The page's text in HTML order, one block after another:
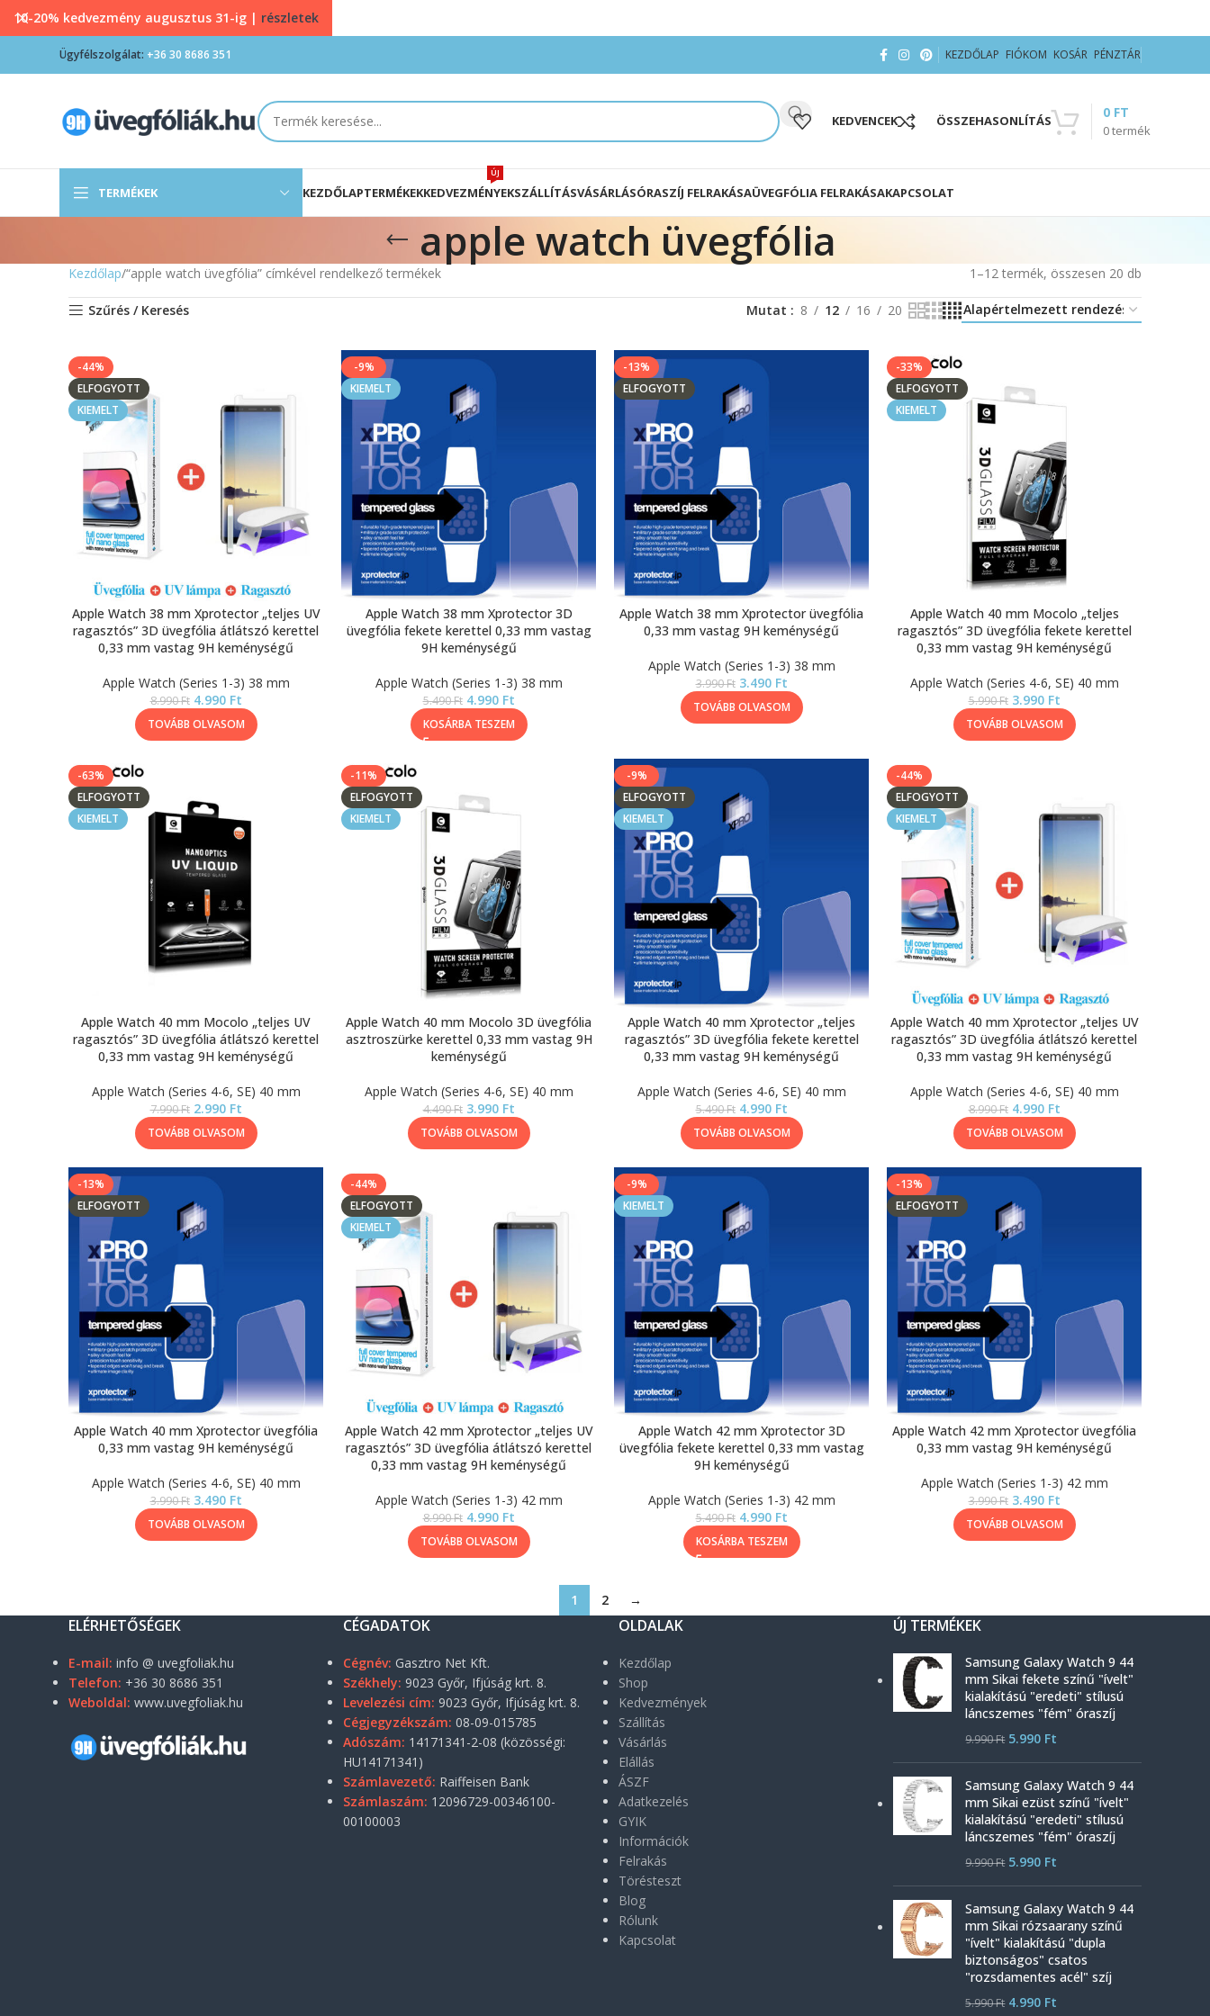
Ügyfélszolgálat: +36 30 8686 351 KEZDŐLAP FIÓKOM KOSÁR PÉNZTÁR
KEDVENCEK ÖSSZEHASONLÍTÁS
0termék
0 FT
TERMÉKEK KEZDŐLAPTERMÉKEKKEDVEZMÉNYEK
ÚJ
SZÁLLÍTÁSVÁSÁRLÁSÓRASZÍJ FELRAKÁSAÜVEGFÓLIA FELRAKÁSAKAPCSOLAT
apple watch üvegfólia
Kezdőlap “apple watch üvegfólia” címkével rendelkező termékek 1–12 termék, összesen 20 db
Szűrés / Keresés Mutat 8 12 16 20
-44%
ELFOGYOTT
KIEMELT
Apple Watch 38 mm Xprotector „teljes UV
ragasztós” 3D üvegfólia átlátszó kerettel
0,33 mm vastag 9H keménységű
Apple Watch (Series 1-3) 38 mm
8.990Ft 4.990 Ft
TOVÁBB OLVASOM
-9%
KIEMELT
Apple Watch 38 mm Xprotector 3D
üvegfólia fekete kerettel 0,33 mm vastag
9H keménységű
Apple Watch (Series 1-3) 38 mm
5.490Ft 4.990 Ft
KOSÁRBA TESZEM
-13%
ELFOGYOTT
Apple Watch 38 mm Xprotector üvegfólia
0,33 mm vastag 9H keménységű
Apple Watch (Series 1-3) 38 mm
3.990Ft 3.490 Ft
TOVÁBB OLVASOM
-33%
ELFOGYOTT
KIEMELT
Apple Watch 40 mm Mocolo „teljes
ragasztós” 3D üvegfólia fekete kerettel
0,33 mm vastag 9H keménységű
Apple Watch (Series 4-6, SE) 40 mm
5.990Ft 3.990 Ft
TOVÁBB OLVASOM
-63%
ELFOGYOTT
KIEMELT
Apple Watch 40 mm Mocolo „teljes UV
ragasztós” 3D üvegfólia átlátszó kerettel
0,33 mm vastag 9H keménységű
Apple Watch (Series 4-6, SE) 40 mm
7.990Ft 2.990 Ft
TOVÁBB OLVASOM
-11%
ELFOGYOTT
KIEMELT
Apple Watch 40 mm Mocolo 3D üvegfólia
asztroszürke kerettel 0,33 mm vastag 9H
keménységű
Apple Watch (Series 4-6, SE) 40 mm
4.490Ft 3.990 Ft
TOVÁBB OLVASOM
-9%
ELFOGYOTT
KIEMELT
Apple Watch 40 mm Xprotector „teljes
ragasztós” 3D üvegfólia fekete kerettel
0,33 mm vastag 9H keménységű
Apple Watch (Series 4-6, SE) 40 mm
5.490Ft 4.990 Ft
TOVÁBB OLVASOM
-44%
ELFOGYOTT
KIEMELT
Apple Watch 40 mm Xprotector „teljes UV
ragasztós” 3D üvegfólia átlátszó kerettel
0,33 mm vastag 9H keménységű
Apple Watch (Series 4-6, SE) 40 mm
8.990Ft 4.990 Ft
TOVÁBB OLVASOM
-13%
ELFOGYOTT
Apple Watch 40 mm Xprotector üvegfólia
0,33 mm vastag 9H keménységű
Apple Watch (Series 4-6, SE) 40 mm
3.990Ft 3.490 Ft
TOVÁBB OLVASOM
-44%
ELFOGYOTT
KIEMELT
Apple Watch 42 mm Xprotector „teljes UV
ragasztós” 3D üvegfólia átlátszó kerettel
0,33 mm vastag 9H keménységű
Apple Watch (Series 1-3) 42 mm
8.990Ft 4.990 Ft
TOVÁBB OLVASOM
-9%
KIEMELT
Apple Watch 42 mm Xprotector 3D
üvegfólia fekete kerettel 0,33 mm vastag
9H keménységű
Apple Watch (Series 1-3) 42 mm
5.490Ft 4.990 Ft
KOSÁRBA TESZEM
-13%
ELFOGYOTT
Apple Watch 42 mm Xprotector üvegfólia
0,33 mm vastag 9H keménységű
Apple Watch (Series 1-3) 42 mm
3.990Ft 3.490 Ft
TOVÁBB OLVASOM
1 2 →
ELÉRHETŐSÉGEK
E-mail: info @ uvegfoliak.hu
Telefon: +36 30 8686 351
Weboldal: www.uvegfoliak.hu
CÉGADATOK
Cégnév: Gasztro Net Kft.
Székhely: 9023 Győr, Ifjúság krt. 8.
Levelezési cím: 9023 Győr, Ifjúság krt. 8.
Cégjegyzékszám: 08-09-015785
Adószám: 14171341-2-08 (közösségi:
HU14171341)
Számlavezető: Raiffeisen Bank
Számlaszám: 12096729-00346100-
00100003
OLDALAK
Kezdőlap
Shop
Kedvezmények
Szállítás
Vásárlás
Elállás
ÁSZF
Adatkezelés
GYIK
Információk
Felrakás
Törésteszt
Blog
Rólunk
Kapcsolat
ÚJ TERMÉKEK
Samsung Galaxy Watch 9 44
mm Sikai fekete színű "ívelt"
kialakítású "eredeti" stílusú
láncszemes "fém" óraszíj
9.990Ft 5.990 Ft
Samsung Galaxy Watch 9 44
mm Sikai ezüst színű "ívelt"
kialakítású "eredeti" stílusú
láncszemes "fém" óraszíj
9.990Ft 5.990 Ft
Samsung Galaxy Watch 9 44
mm Sikai rózsaarany színű
"ívelt" kialakítású "dupla
biztonságos" csatos
"rozsdamentes acél" szíj
5.990Ft 4.990 Ft
10-20% kedvezmény augusztus 31-ig | részletek